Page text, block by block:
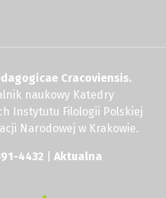
Cracoviensis.
naukowy Katedry
Instytutu Filologii Polskiej
Narodowej w Krakowie.
4432
Aktualna